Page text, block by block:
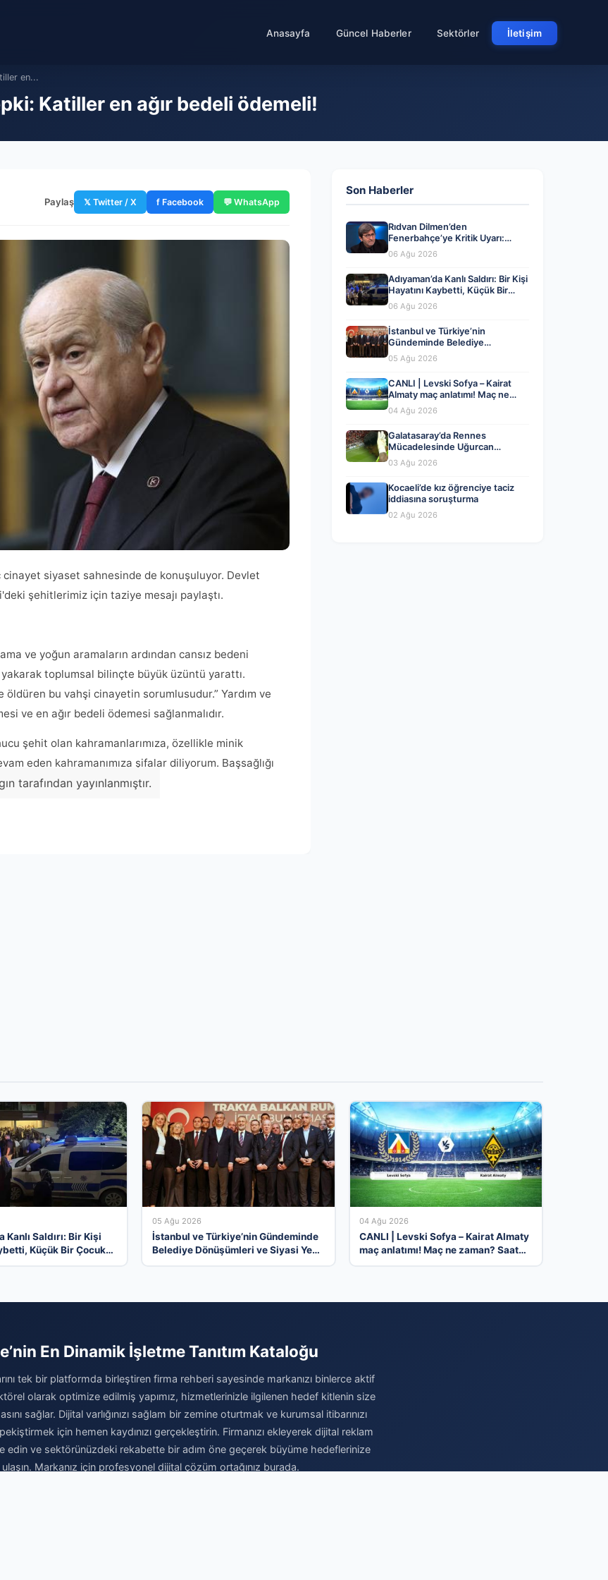
Anasayfa Güncel Haberler Sektörler İletişim
en...
Katiller en ağır bedeli ödemeli!
Paylaş 𝕏 Twitter / X f Facebook 💬 WhatsApp
siyaset sahnesinde de konuşuluyor. Devlet
şehitlerimiz için taziye mesajı paylaştı.
ve yoğun aramaların ardından cansız bedeni
toplumsal bilinçte büyük üzüntü yarattı.
öldüren bu vahşi cinayetin sorumlusudur.” Yardım ve
ve en ağır bedeli ödemesi sağlanmalıdır.
şehit olan kahramanlarımıza, özellikle minik
eden kahramanımıza şifalar diliyorum. Başsağlığı
tarafından yayınlanmıştır.
Son Haberler
Rıdvan Dilmen’den
Fenerbahçe’ye Kritik Uyarı:
Dikkatli Olmalısınız!
06 Ağu 2026
Adıyaman’da Kanlı Saldırı: Bir Kişi
Hayatını Kaybetti, Küçük Bir
Çocuk Yaralandı
06 Ağu 2026
İstanbul ve Türkiye’nin
Gündeminde Belediye
Dönüşümleri ve Siyasi Yeni
Açılımlar
05 Ağu 2026
CANLI | Levski Sofya – Kairat
Almaty maç anlatımı! Maç ne
zaman? Saat kaçta ve hangi
kanalda? – 04 Ağustos 2026
04 Ağu 2026
Galatasaray’da Rennes
Mücadelesinde Uğurcan
Çakır’dan Kritik Hata ve Maçın
Detayları
03 Ağu 2026
Kocaeli’de kız öğrenciye taciz
iddiasına soruşturma
02 Ağu 2026
Kanlı Saldırı: Bir Kişi
Küçük Bir Çocuk
05 Ağu 2026
İstanbul ve Türkiye’nin Gündeminde
Belediye Dönüşümleri ve Siyasi Yeni
04 Ağu 2026
CANLI | Levski Sofya – Kairat Almaty
maç anlatımı! Maç ne zaman? Saat
En Dinamik İşletme Tanıtım Kataloğu
tek bir platformda birleştiren firma rehberi sayesinde markanızı binlerce aktif
olarak optimize edilmiş yapımız, hizmetlerinizle ilgilenen hedef kitlenin size
sağlar. Dijital varlığınızı sağlam bir zemine oturtmak ve kurumsal itibarınızı
için hemen kaydınızı gerçekleştirin. Firmanızı ekleyerek dijital reklam
edin ve sektörünüzdeki rekabette bir adım öne geçerek büyüme hedeflerinize
Markanız için profesyonel dijital çözüm ortağınız burada.